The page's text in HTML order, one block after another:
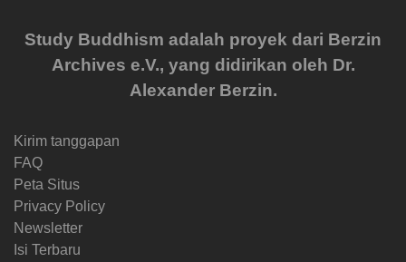
Study Buddhism adalah proyek dari Berzin
Archives e.V., yang didirikan oleh Dr.
Alexander Berzin.
Kirim tanggapan
FAQ
Peta Situs
Privacy Policy
Newsletter
Isi Terbaru